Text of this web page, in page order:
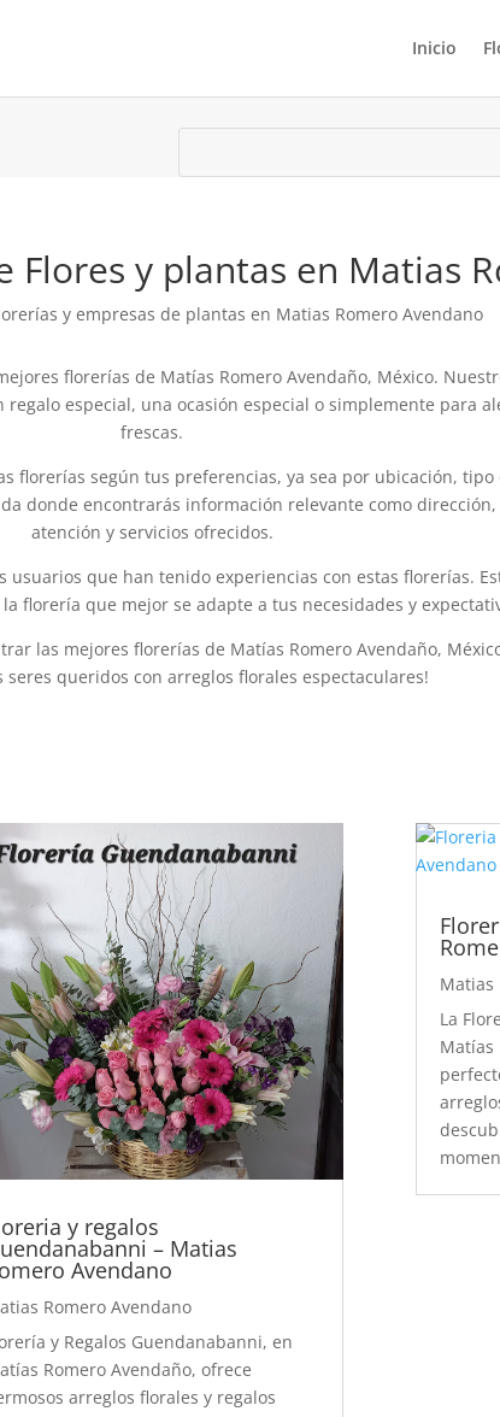
Inicio
Flores y plantas en Matias
y empresas de plantas en Matias Romero Avendano
florerías de Matías Romero Avendaño, México.
especial, una ocasión especial o simplemente para
frescas.
según tus preferencias, ya sea por ubicación,
donde encontrarás información relevante como
atención y servicios ofrecidos.
que han tenido experiencias con estas florerías.
florería que mejor se adapte a tus necesidades y
las mejores florerías de Matías Romero Avendaño,
queridos con arreglos florales espectaculares!
y regalos
– Matias
Avendano
Romero Avendano
y Regalos Guendanabanni, en
Romero Avendaño, ofrece
arreglos florales y regalos
Matias
La
Matías